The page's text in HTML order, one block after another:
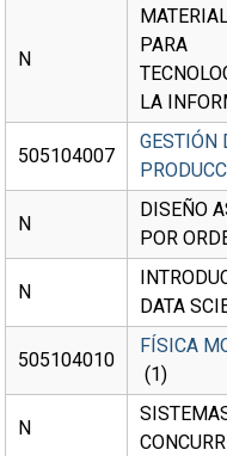
N
PARA
LA
505104007
GESTIÓN
N
DISEÑO
POR
N
DATA
505104010
FÍSICA
(1)
N